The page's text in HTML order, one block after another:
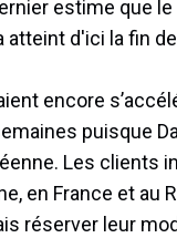
estime que
d'ici la fin
encore
puisque
Les clients
en France et au
réserver leur